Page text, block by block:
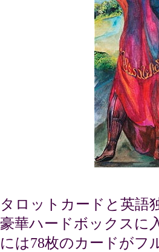
タロットカードと英語
豪華ハードボックスに
には78枚のカードがフ